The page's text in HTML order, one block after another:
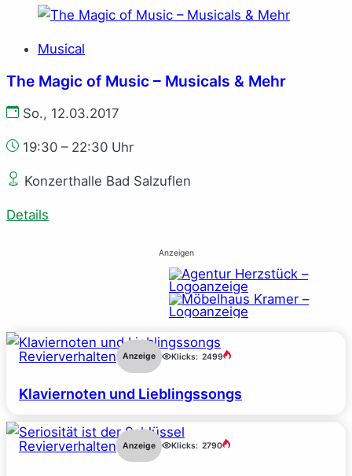
Musical
The Magic of Music – Musicals & Mehr
So., 12.03.2017
19:30 – 22:30 Uhr
Konzerthalle Bad Salzuflen
Details
Anzeigen
Revierverhalten Anzeige Klicks: 2499
Klaviernoten und Lieblingssongs
Revierverhalten Anzeige Klicks: 2790